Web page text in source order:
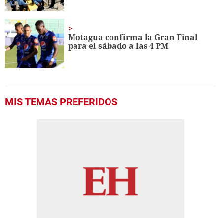
Motagua confirma la Gran Final
para el sábado a las 4 PM
MIS TEMAS PREFERIDOS